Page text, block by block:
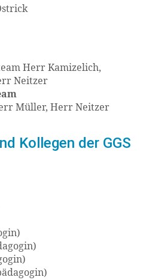
Müller, Herr Neitzer
Kollegen der GGS